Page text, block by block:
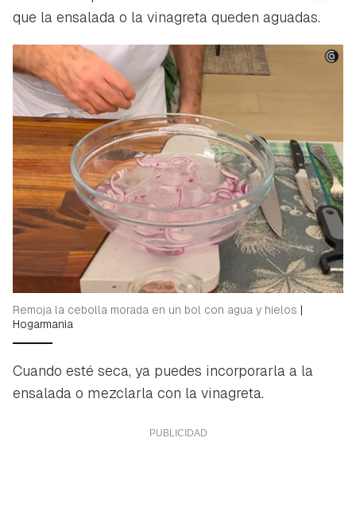
Guardar como favorito
Para poder guardar como favorito, primero has de
iniciar sesión con tu cuenta de Hogarmanía.
INICIAR SESIÓN CANCELAR
que la ensalada o la vinagreta queden aguadas.
Remoja la cebolla morada en un bol con agua y hielos |
Hogarmania
Cuando esté seca, ya puedes incorporarla a la
ensalada o mezclarla con la vinagreta.
Contenido enviado
Gracias por suscribirte a nuestro boletín.
ACEPTAR